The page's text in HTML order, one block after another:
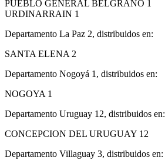
PUEBLO GENERAL BELGRANO 1
URDINARRAIN 1
Departamento La Paz 2, distribuidos en:
SANTA ELENA 2
Departamento Nogoyá 1, distribuidos en:
NOGOYA 1
Departamento Uruguay 12, distribuidos en:
CONCEPCION DEL URUGUAY 12
Departamento Villaguay 3, distribuidos en: